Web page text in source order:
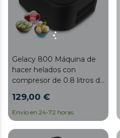
Gelacy 800 Máquina de
hacer helados con
compresor de 0.8 litros de
manual.
129,00 €
Envío en 24-72 horas.